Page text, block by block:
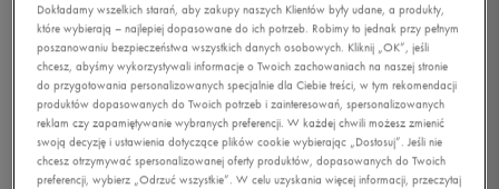
NIKE SPODNIE W NSW
CLUB FLC MR
5.0(138)
199,99 -20% (cena bezpośrednio przed promocją)
165,99zł -4%(najniższa cena z 30 dni przed obniżką)
159,99złz Vat
Dokładamy wszelkich starań, aby zakupy naszych Klientów były udane, a produkty,
które wybierają – najlepiej dopasowane do ich potrzeb. Robimy to jednak przy pełnym
poszanowaniu bezpieczeństwa wszystkich danych osobowych. Kliknij „OK”, jeśli
chcesz, abyśmy wykorzystywali informacje o Twoich zachowaniach na naszej stronie
do przygotowania personalizowanych specjalnie dla Ciebie treści, w tym rekomendacji
produktów dopasowanych do Twoich potrzeb i zainteresowań, spersonalizowanych
reklam czy zapamiętywanie wybranych preferencji. W każdej chwili możesz zmienić
swoją decyzję i ustawienia dotyczące plików cookie wybierając „Dostosuj”. Jeśli nie
chcesz otrzymywać spersonalizowanej oferty produktów, dopasowanych do Twoich
preferencji, wybierz „Odrzuć wszystkie”. W celu uzyskania więcej informacji, przeczytaj